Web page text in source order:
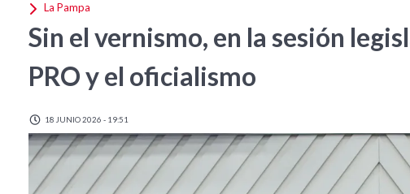
La Pampa
Sin el vernismo, en la sesión
PRO y el oficialismo
18 JUNIO 2026 - 19:51